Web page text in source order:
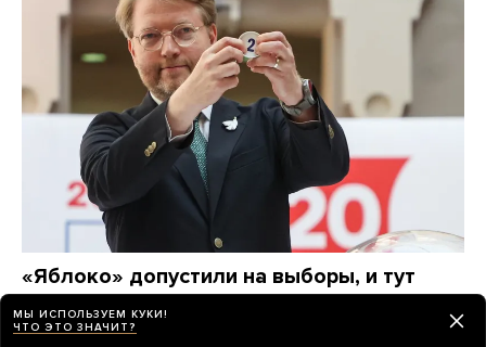
«Яблоко» допустили на выборы, и тут
началось
Единственную антивоенную партию в бюллетене
МЫ ИСПОЛЬЗУЕМ КУКИ!
ЧТО ЭТО ЗНАЧИТ?